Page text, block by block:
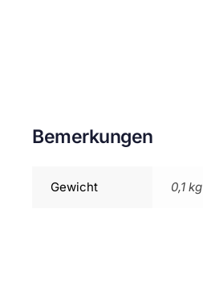
Bemerkungen
Gewicht 0,1 kg